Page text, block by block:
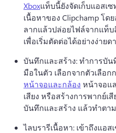
Xboxแท็บนี้ยังจัดเก็บแอสเ
เนื้อหาของ Clipchamp โด
ลากแล้วปล่อยไฟล์จากแท็
เพื่อเริ่มตัดต่อได้อย่างง่ายด
บันทึกและสร้าง: ทำการบัน
มือในตัว เลือกจากตัวเลือ
หน้าจอและกล้อง หน้าจอแ
เสียง หรือสร้างการพากย์เสี
บันทึกและสร้าง แล้วทำต
ไลบรารีเนื้อหา: เข้าถึงแอ